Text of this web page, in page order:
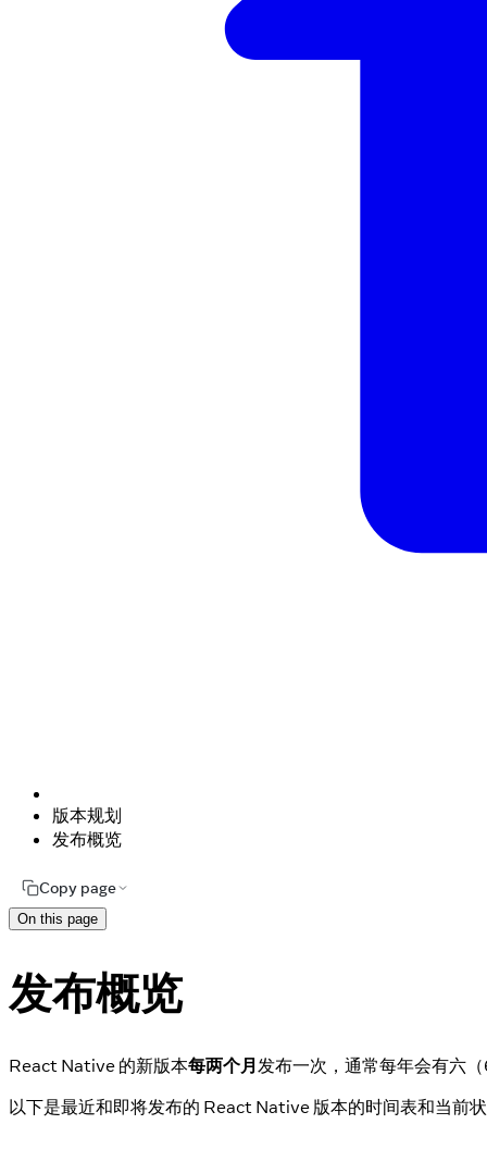
版本规划
发布概览
Copy page
On this page
发布概览
React Native 的新版本每两个月 发布一次，通常每年会有六
以下是最近和即将发布的 React Native 版本的时间表和当前